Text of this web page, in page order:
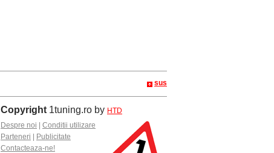
sus
Copyright 1tuning.ro by HTD
Despre noi
Conditii utilizare
Parteneri
Publicitate
Contacteaza-ne!